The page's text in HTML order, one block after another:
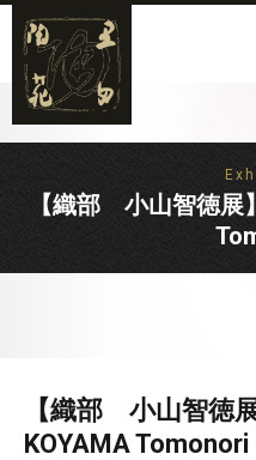
【織部 小山智徳展
【織部 小山智徳
KOYAMA Tomonori